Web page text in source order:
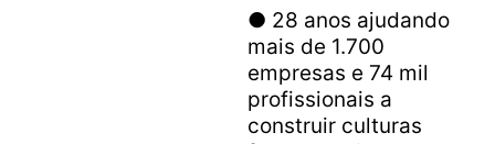
● 28 anos ajudando
mais de 1.700
empresas e 74 mil
profissionais a
construir culturas